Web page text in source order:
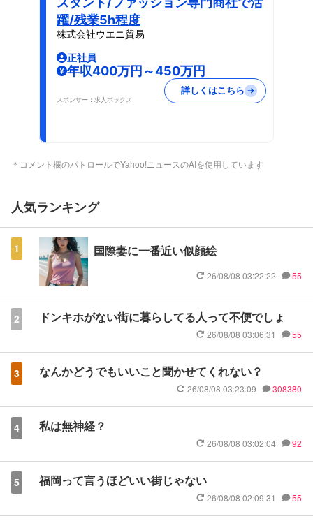
躍/残業5h程度
株式会社ウエニ貿易
正社員
年収400万円～450万円
スポンサー：求人ボックス
詳しくはこちら
＊コメント欄のパトロールでYahoo!ニュースのAIを使用しています
人気ランキング
1 国際妻に一番近い似顔絵
26/08/08 03:22:22 55
2 ドンキホがない街に暮らしてる人って不便でしょ
26/08/08 03:06:31 55
3 なんかどうでもいいこと聞かせてくれない？
26/08/08 03:23:09 308380
4 私は無神経？
26/08/08 03:02:04 92
5 福岡って言うほどいい街じゃない
26/08/08 02:09:31 55